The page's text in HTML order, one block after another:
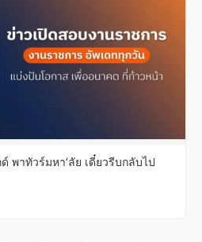
าทัวร์มหา’ลัย เดี๋ยวรีบกลับไป